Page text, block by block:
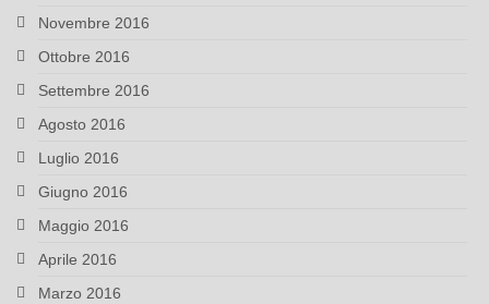
Novembre 2016
Ottobre 2016
Settembre 2016
Agosto 2016
Luglio 2016
Giugno 2016
Maggio 2016
Aprile 2016
Marzo 2016